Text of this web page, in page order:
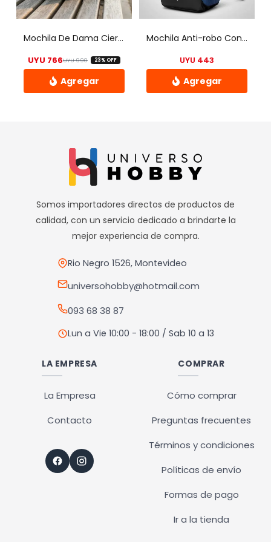
pueden
elegir
la
página
de
pueden
elegir
la
página
de
Mochila De Dama Cierres Dorados
UYU990El precio original era: UYU 990.
UYU 766 El precio actual es: UYU 766.
23% OFF
Mochila Anti-robo Con Usb Para Conectar A Power Bank 15.6»(R)
UYU 443
variantes.
Las
opciones
se
pueden
producto
Somos importadores directos de productos de
calidad, con un servicio dedicado a brindarte la
mejor experiencia de compra.
Rio Negro 1526, Montevideo
universohobby@hotmail.com
093 68 38 87
Lun a Vie 10:00 - 18:00 / Sab 10 a 13
LA EMPRESA
La Empresa
Contacto
COMPRAR
Cómo comprar
Preguntas frecuentes
Términos y condiciones
Políticas de envío
Formas de pago
Ir a la tienda